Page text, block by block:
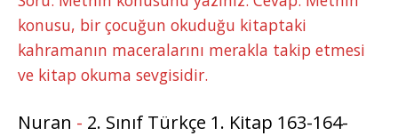
konusu, bir çocuğun okuduğu kitaptaki
kahramanın maceralarını merakla takip etmesi
ve kitap okuma sevgisidir.
Nuran - 2. Sınıf Türkçe 1. Kitap 163-164-